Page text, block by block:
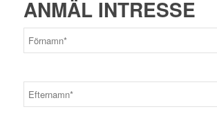
ANMÄL INTRESSE